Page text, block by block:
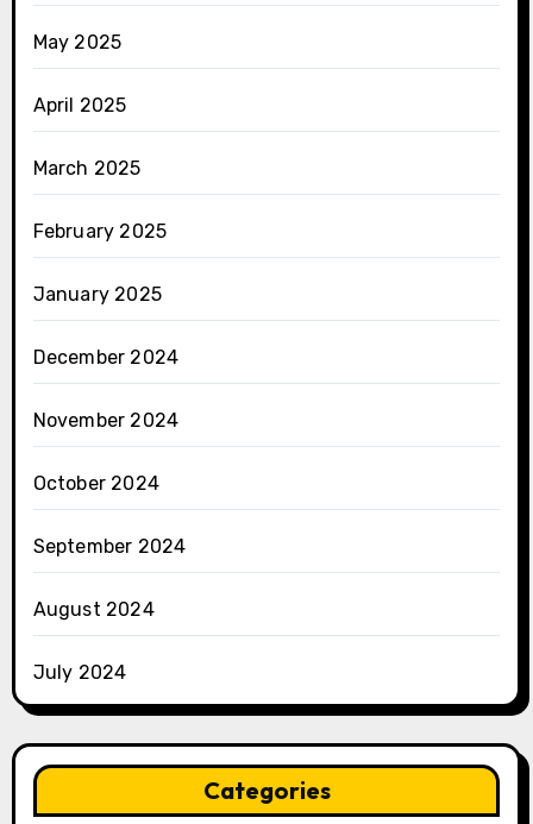
May 2025
April 2025
March 2025
February 2025
January 2025
December 2024
November 2024
October 2024
September 2024
August 2024
July 2024
Categories